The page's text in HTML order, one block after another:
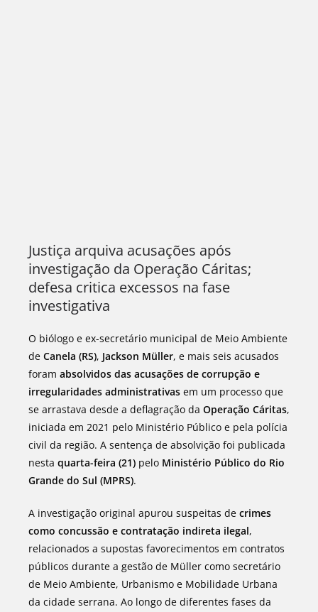
Justiça arquiva acusações após
investigação da Operação Cáritas;
defesa critica excessos na fase
investigativa
O biólogo e ex-secretário municipal de Meio Ambiente
de Canela (RS), Jackson Müller, e mais seis acusados
foram absolvidos das acusações de corrupção e
irregularidades administrativas em um processo que
se arrastava desde a deflagração da Operação Cáritas,
iniciada em 2021 pelo Ministério Público e pela polícia
civil da região. A sentença de absolvição foi publicada
nesta quarta-feira (21) pelo Ministério Público do Rio
Grande do Sul (MPRS).
A investigação original apurou suspeitas de crimes
como concussão e contratação indireta ilegal,
relacionados a supostas favorecimentos em contratos
públicos durante a gestão de Müller como secretário
de Meio Ambiente, Urbanismo e Mobilidade Urbana
da cidade serrana. Ao longo de diferentes fases da